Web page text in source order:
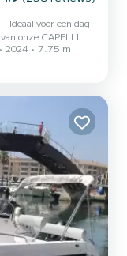
Ideaal voor een dag
onze CAPELLI
voor een
meter lange boot
inbegrepen**: Br...
2024 7.75 m